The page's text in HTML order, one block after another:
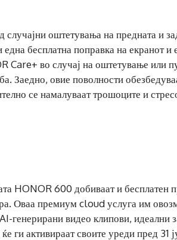
оштетувања на предната и
бесплатна поправка на екранот и
Care+ во случај на оштетување или
Заедно, овие поволности
се намалуваат трошоците и
HONOR 600 добиваат и бесплатен
Оваа премиум cloud услуга им
генерирани видео клипови, идеални
активираат своите уреди пред 31